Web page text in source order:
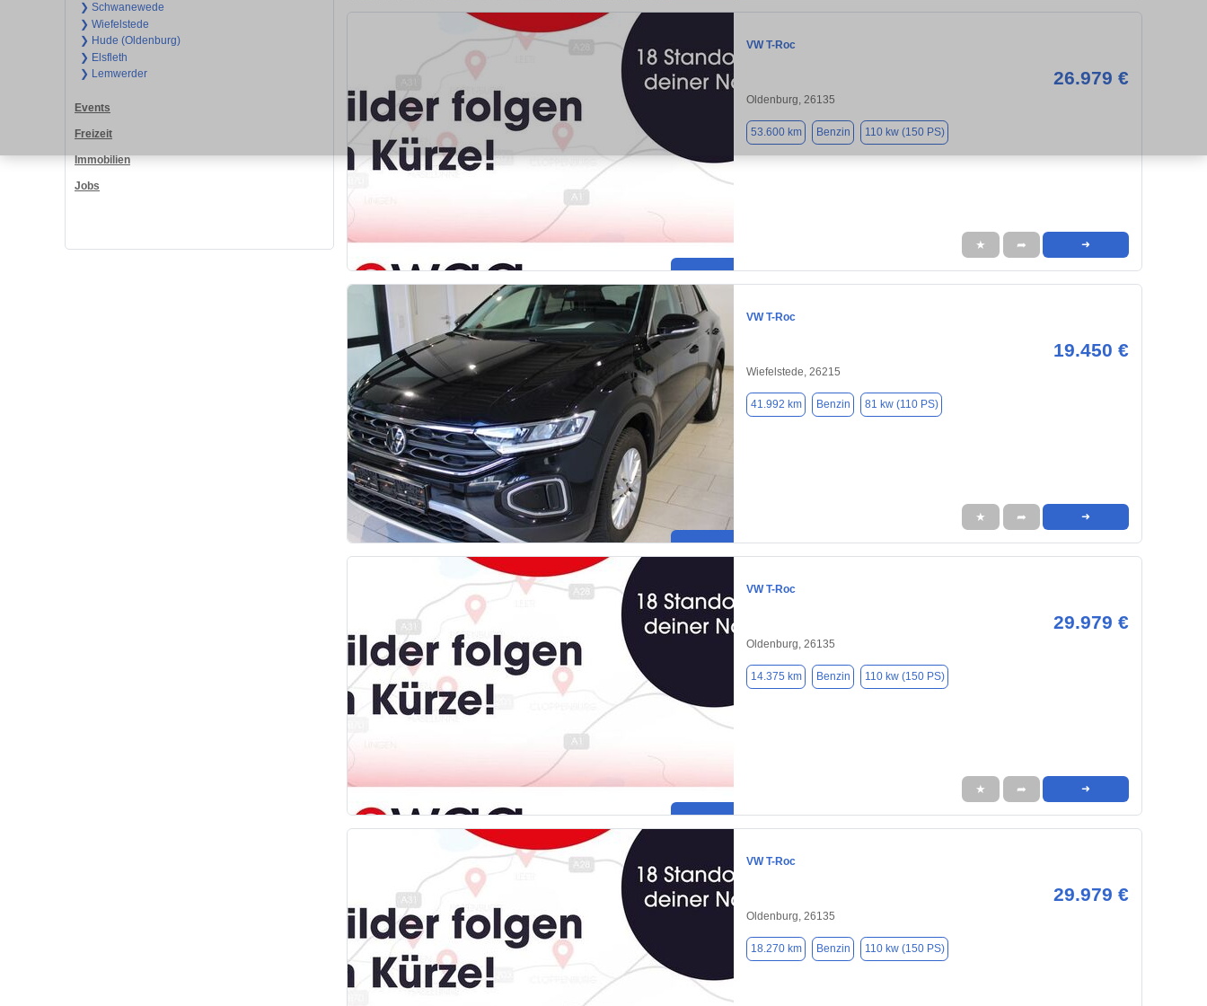
❯ Schwanewede
❯ Wiefelstede
❯ Hude (Oldenburg)
❯ Elsfleth
❯ Lemwerder
Events
Freizeit
Immobilien
Jobs
VW T-Roc
26.979 €
Oldenburg, 26135
53.600 km Benzin 110 kw (150 PS)
★ ➦ ➜
VW T-Roc
19.450 €
Wiefelstede, 26215
41.992 km Benzin 81 kw (110 PS)
★ ➦ ➜
VW T-Roc
29.979 €
Oldenburg, 26135
14.375 km Benzin 110 kw (150 PS)
★ ➦ ➜
VW T-Roc
29.979 €
Oldenburg, 26135
18.270 km Benzin 110 kw (150 PS)